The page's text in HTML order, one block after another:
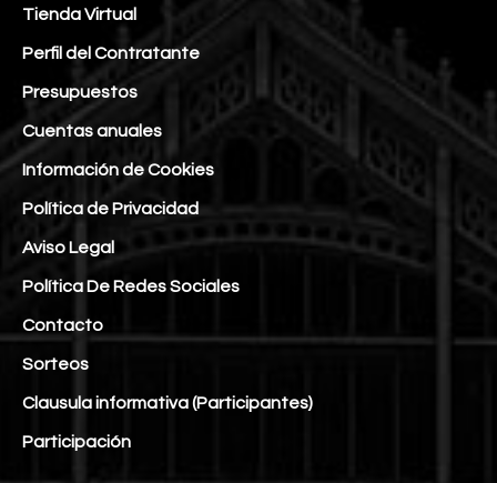
Tienda Virtual
Perfil del Contratante
Presupuestos
Cuentas anuales
Información de Cookies
Política de Privacidad
Aviso Legal
Política De Redes Sociales
Contacto
Sorteos
Clausula informativa (Participantes)
Participación